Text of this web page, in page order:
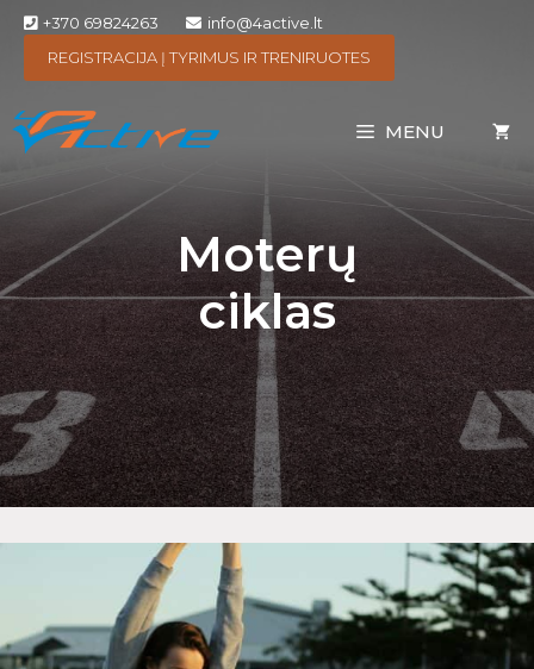
+370 69824263
info@4active.lt
REGISTRACIJA Į TYRIMUS IR TRENIRUOTES
MENU
Moterų
ciklas